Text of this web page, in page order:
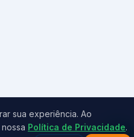
sua experiência. Ao
Política de Privacidade.